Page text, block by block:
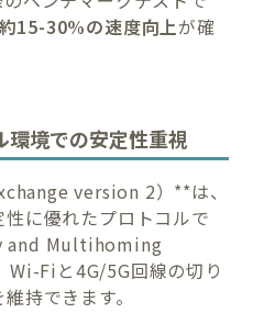
約15-30%の速度向上が確
境での安定性重視
version 2）**は、
に優れたプロトコルで
and Multihoming
Fiと4G/5G回線の切り
持できます。